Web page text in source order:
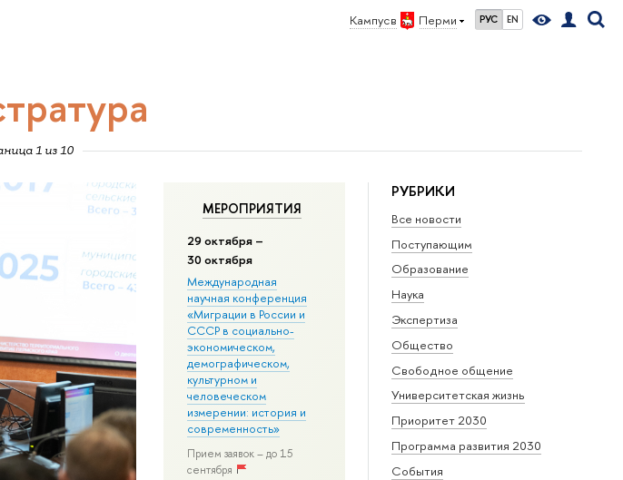
Кампус в Перми РУС EN
1 из 10
РУБРИКИ
Все новости
Поступающим
Образование
Наука
Экспертиза
Общество
Свободное общение
Университетская жизнь
Приоритет 2030
Программа развития 2030
События
МЕРОПРИЯТИЯ
29 октября –
30 октября
Международная
научная конференция
«Миграции в Росcии и
СССР в социально-
экономическом,
демографическом,
культурном и
человеческом
измерении: история и
современность»
Прием заявок – до 15
сентября